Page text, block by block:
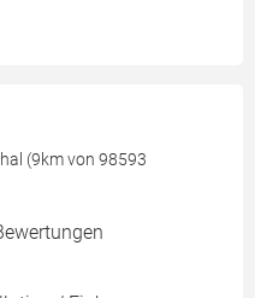
(9km von 98593